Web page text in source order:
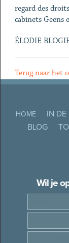
regard des
cabinets Geens
ÉLODIE
Terug naar het
HOME IN DE
BLOG
Wil je